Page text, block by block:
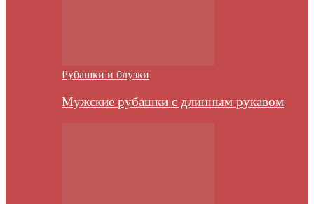
Рубашки и блузки
Мужские рубашки с длинным рукавом